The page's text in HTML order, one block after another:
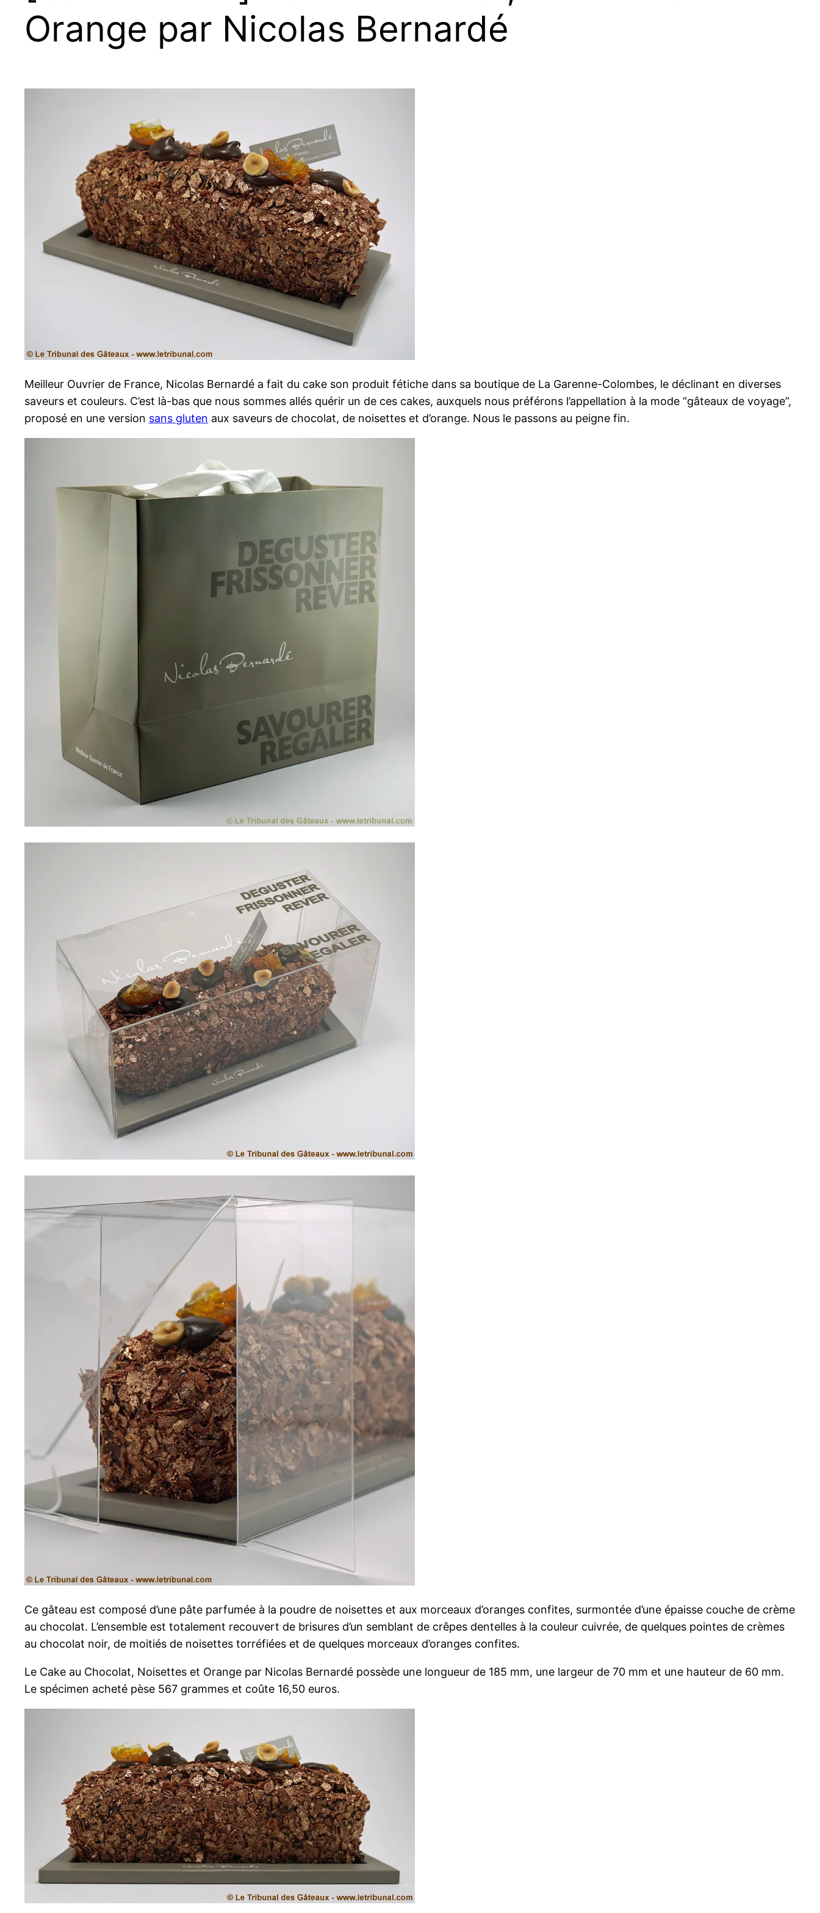
Orange par Nicolas Bernardé
Meilleur Ouvrier de France, Nicolas Bernardé a fait du cake son produit fétiche dans sa boutique de La Garenne-Colombes, le déclinant en diverses
saveurs et couleurs. C’est là-bas que nous sommes allés quérir un de ces cakes, auxquels nous préférons l’appellation à la mode “gâteaux de voyage”,
proposé en une version sans gluten aux saveurs de chocolat, de noisettes et d’orange. Nous le passons au peigne fin.
Ce gâteau est composé d’une pâte parfumée à la poudre de noisettes et aux morceaux d’oranges confites, surmontée d’une épaisse couche de crème
au chocolat. L’ensemble est totalement recouvert de brisures d’un semblant de crêpes dentelles à la couleur cuivrée, de quelques pointes de crèmes
au chocolat noir, de moitiés de noisettes torréfiées et de quelques morceaux d’oranges confites.
Le Cake au Chocolat, Noisettes et Orange par Nicolas Bernardé possède une longueur de 185 mm, une largeur de 70 mm et une hauteur de 60 mm.
Le spécimen acheté pèse 567 grammes et coûte 16,50 euros.